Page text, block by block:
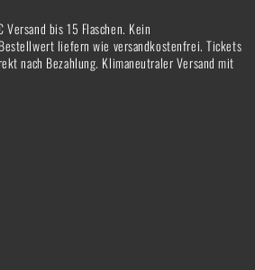
bis 15 Flaschen. Kein
liefern wie versandkostenfrei. Tickets
nach Bezahlung. Klimaneutraler Versand mit